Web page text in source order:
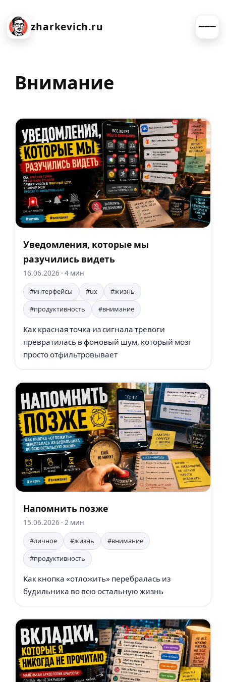
zharkevich.ru
Внимание
Уведомления, которые мы
разучились видеть
16.06.2026 · 4 мин
#интерфейсы
#ux
#жизнь
#продуктивность
#внимание
Как красная точка из сигнала тревоги
превратилась в фоновый шум, который мозг
просто отфильтровывает
Напомнить позже
15.06.2026 · 2 мин
#личное
#жизнь
#внимание
#продуктивность
Как кнопка «отложить» перебралась из
будильника во всю остальную жизнь